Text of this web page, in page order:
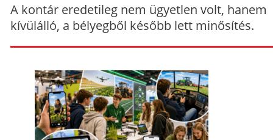
A kontár eredetileg nem ügyetlen volt, hanem
kívülálló, a bélyegből később lett minősítés.